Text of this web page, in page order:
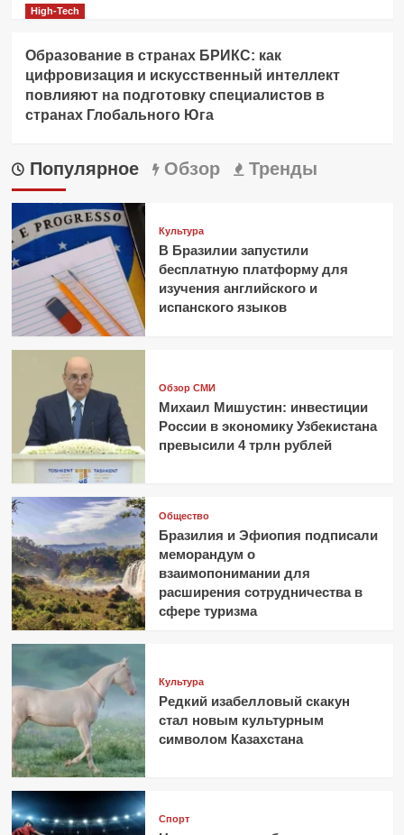
High-Tech
Образование в странах БРИКС: как
цифровизация и искусственный интеллект
повлияют на подготовку специалистов в
странах Глобального Юга
Популярное Обзор Тренды
Культура
В Бразилии запустили
бесплатную платформу для
изучения английского и
испанского языков
Обзор СМИ
Михаил Мишустин: инвестиции
России в экономику Узбекистана
превысили 4 трлн рублей
Общество
Бразилия и Эфиопия подписали
меморандум о
взаимопонимании для
расширения сотрудничества в
сфере туризма
Культура
Редкий изабелловый скакун
стал новым культурным
символом Казахстана
Спорт